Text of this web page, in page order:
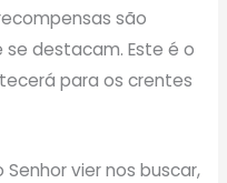
são
destacam. Este é o
para os crentes
vier nos buscar,